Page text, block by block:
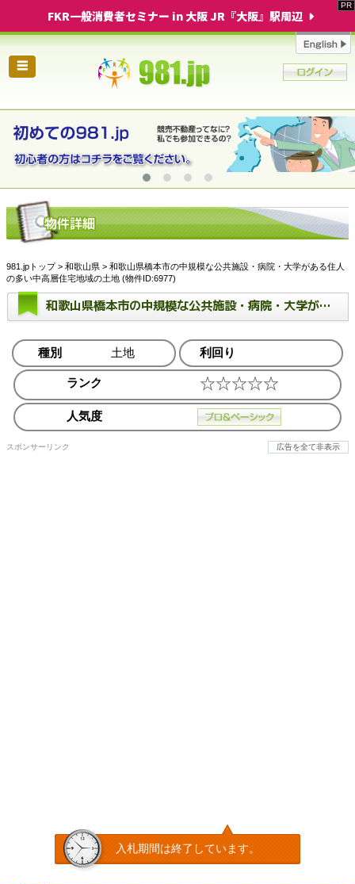
FKR一般消費者セミナー in 大阪 JR『大阪』駅周辺
☰
981.jpトップ> 和歌山県 > 和歌山県橋本市の中規模な公共施設・病院・大学がある住人
の多い中高層住宅地域の土地 (物件ID:6977)
和歌山県橋本市の中規模な公共施設・病院・大学がある住人の多い中高層住宅地域の土地
種別 土地 利回り
ランク
人気度
スポンサーリンク 広告を全て非表示
入札期間は終了しています。